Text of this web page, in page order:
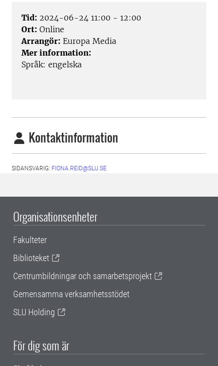
Tid: 2024-06-24 11:00 - 12:00
Ort: Online
Arrangör: Europa Media
Mer information:
Språk: engelska
Kontaktinformation
SIDANSVARIG: FIONA.REID@SLU.SE
Organisationsenheter
Fakulteter
Biblioteket
Centrumbildningar och samarbetsprojekt
Gemensamma verksamhetsstödet
SLU Holding
För dig som är